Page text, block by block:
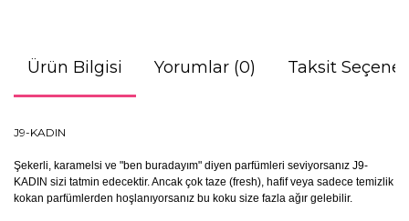
Ürün Bilgisi Yorumlar (0) Taksit
J9-KADIN
Şekerli, karamelsi ve "ben buradayım" diyen parfümleri seviyorsanız J9-
KADIN sizi tatmin edecektir. Ancak çok taze (fresh), hafif veya sadece temizlik
kokan parfümlerden hoşlanıyorsanız bu koku size fazla ağır gelebilir.